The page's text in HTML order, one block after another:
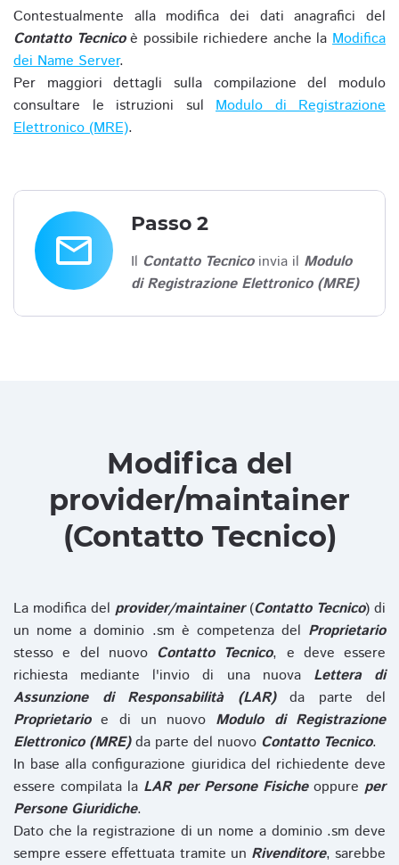
Contestualmente alla modifica dei dati anagrafici del
Contatto Tecnicoè possibile richiedere anche laModifica
dei Name Server.
Per maggiori dettagli sulla compilazione del modulo
consultare le istruzioni sul Modulo di Registrazione
Elettronico (MRE).
email
Passo 2
Il Contatto Tecnicoinvia il Modulo
di Registrazione Elettronico (MRE)
Modifica del
provider/maintainer
(Contatto Tecnico)
La modifica del provider/maintainer(Contatto Tecnico) di
un nome a dominio .sm è competenza del Proprietario
stesso e del nuovo Contatto Tecnico, e deve essere
richiesta mediante l'invio di una nuova Lettera di
Assunzione di Responsabilità (LAR)da parte del
Proprietarioe di un nuovo Modulo di Registrazione
Elettronico (MRE)da parte del nuovo Contatto Tecnico.
In base alla configurazione giuridica del richiedente deve
essere compilata la LAR per Persone Fisicheoppure per
Persone Giuridiche.
Dato che la registrazione di un nome a dominio .sm deve
sempre essere effettuata tramite un Rivenditore, sarebbe